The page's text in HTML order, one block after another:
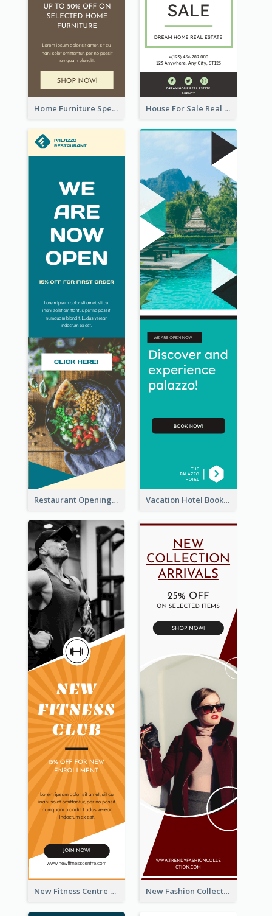
Home Furniture Special Sale Wide Skyscraper Banner House For Sale Real Estate Agent Wide Skyscraper Banner
Restaurant Opening Food Ordering Discount Wide Skyscraper Banner Vacation Hotel Booking Wide Skyscraper Banner
New Fitness Centre Opening Wide Skyscraper Banner New Fashion Collection Sale Wide Skyscraper Banner